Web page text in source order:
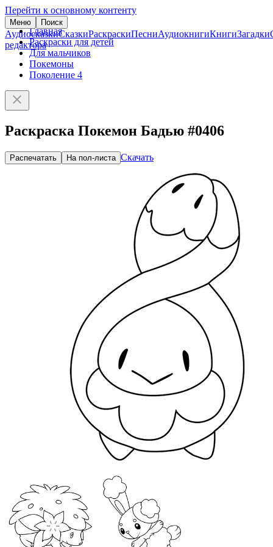
Перейти к основному контенту
Меню Поиск
АудиосказкиСказкиРаскраскиПесниАудиокнигиКнигиЗагадки
редактора
Главная
Раскраски для детей
Для мальчиков
Покемоны
Поколение 4
Раскраска Покемон Бадью #0406
Распечатать На пол-листа Скачать